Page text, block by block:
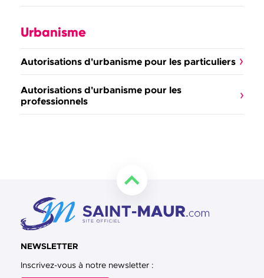
Urbanisme
Autorisations d'urbanisme pour les particuliers
Autorisations d'urbanisme pour les
professionnels
NEWSLETTER
Inscrivez-vous à notre newsletter :